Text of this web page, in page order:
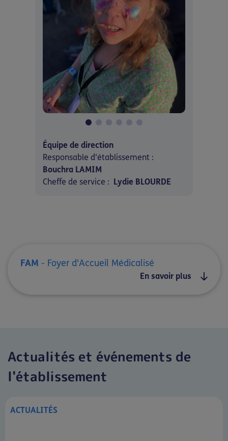
Équipe de direction
Responsable d’établissement :
Bouchra LAMIM
Cheffe de service :
Lydie BLOURDE
FAM - Foyer d'Accueil Médicalisé
En savoir plus
Actualités et événements de
l'établissement
ACTUALITÉS